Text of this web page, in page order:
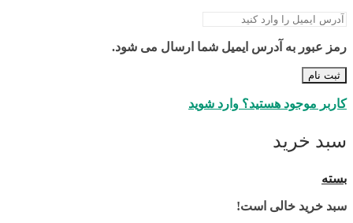
رمز عبور به آدرس ایمیل شما ارسال می شود.
ثبت نام
کاربر موجود هستید؟ وارد شوید
سبد خرید
بسته
سبد خرید خالی است!